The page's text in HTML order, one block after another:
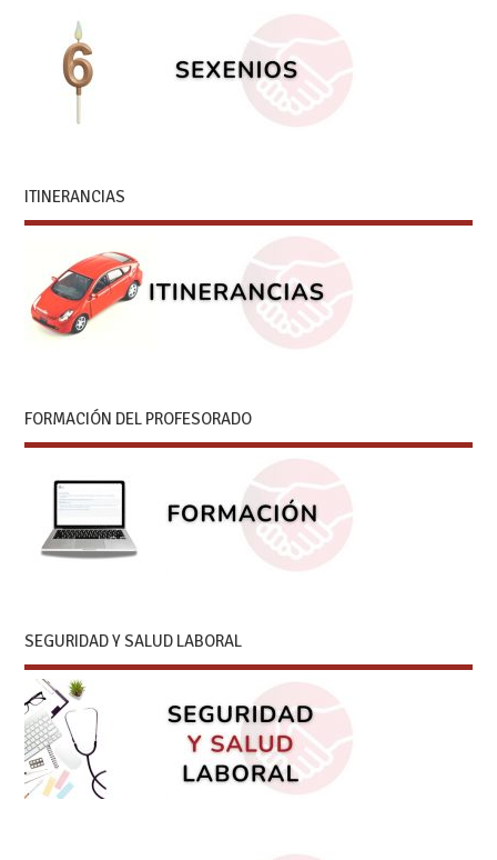
ITINERANCIAS
FORMACIÓN DEL PROFESORADO
SEGURIDAD Y SALUD LABORAL